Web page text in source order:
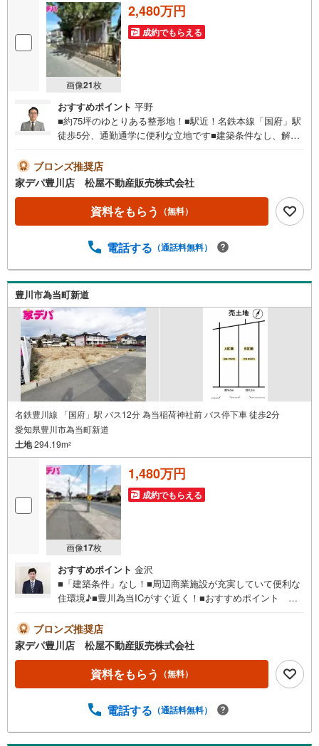
画像21枚
2,480万円
成約でもらえる
おすすめポイント 平野
■約75坪のゆとりある整形地！■駅近！名鉄本線「国府」駅
徒歩5分、通勤通学に便利な立地です■建築条件なし、解体
能です■生活利便施設が徒歩圏に充実！・確定測量実施●家
デパ 松屋不動産販売 のつよみ●・豊橋市・豊川市・知立
市・浜松市の4店舗営業中！三河エリア・遠州エリアの物件
ならおまかせください。新築戸建、中古戸建、中古マンシ
ョン、土地をお客様のご希望に合わせてご提案いたしま
の際、約70％という多くの方々がリフォームを行っていま
ひご家族そろってご来場ください。・営業時間 午前9時00
分～午後6時30分 （定休日:水曜日）この時間帯はお電話で
のお問い合わせがスムーズにご案内できます。右下の電話
ボタンをタッチ！もしくはお気軽にお電話ください。
ブロンズ推奨店
家デパ豊川店 松屋不動産販売株式会社
資料をもらう （無料）
電話する （通話料無料）
豊川市為当町新道
名鉄豊川線 「国府」駅 バス12分 為当稲荷神社前 バス停下車 徒歩2分
愛知県豊川市為当町新道
土地294.19m2
画像17枚
1,480万円
成約でもらえる
おすすめポイント 金沢
■「建築条件」なし！■周辺商業施設が充実していて便利な
住環境♪■豊川為当ICがすぐ近く！■おすすめポイント ・
安心です。 ・保育施設や公園が近く子育てしやすい環境
です。 ・買い物施設が近く生活環境良好！●家デパ 松屋
不動産販売 のつよみ●・豊橋市・豊川市・知立市・浜松市
の4店舗営業中！三河エリア・遠州エリアの物件ならおまか
せください。新築戸建、中古戸建、中古マンション、土地
件のリフォーム実績多数！中古物件をご購入の際、約70％
ブロンズ推奨店
家デパ豊川店 松屋不動産販売株式会社
資料をもらう （無料）
電話する （通話料無料）